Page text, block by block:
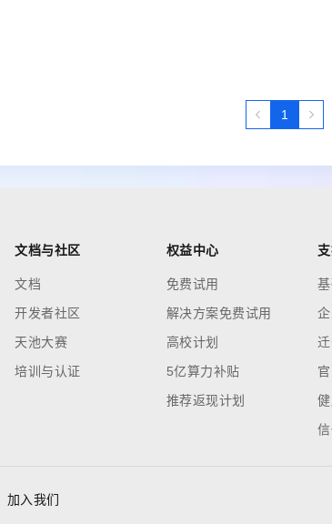
1
文档与社区
文档
开发者社区
天池大赛
培训与认证
权益中心
免费试用
解决方案免费试用
高校计划
5亿算力补贴
推荐返现计划
加入我们